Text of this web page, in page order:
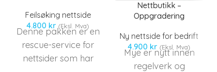
Feilsøking nettside
4.800 kr (Eksl. Mva)
Denne pakken er en
rescue-service for
nettsider som har
Nettbutikk –
Oppgradering
Ny nettside for bedrift
4.900 kr (Eksl. Mva)
Mye er nytt innen
regelverk og